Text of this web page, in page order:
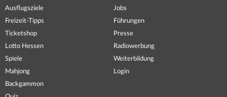
Ausflugsziele
Freizeit-Tipps
Ticketshop
Lotto Hessen
Spiele
Mahjong
Backgammon
Jobs
Führungen
Presse
Radiowerbung
Weiterbildung
Login